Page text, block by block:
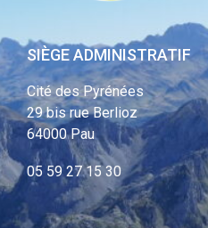
SIÈGE ADMINISTRATIF
Cité des Pyrénées
29 bis rue Berlioz
64000 Pau
05 59 27 15 30